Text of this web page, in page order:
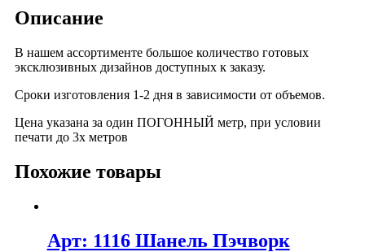
Описание
В нашем ассортименте большое количество готовых
эксклюзивных дизайнов доступных к заказу.
Сроки изготовления 1-2 дня в зависимости от объемов.
Цена указана за один ПОГОННЫЙ метр, при условии
печати до 3х метров
Похожие товары
Арт: 1116 Шанель Пэчворк